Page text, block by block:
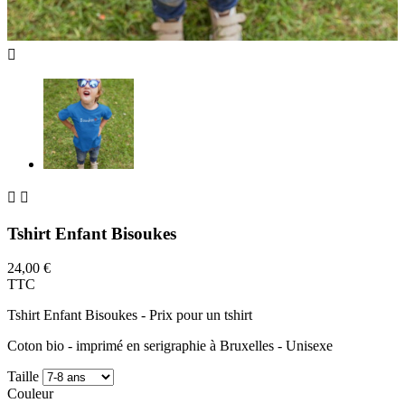

 
Tshirt Enfant Bisoukes
24,00 €
TTC
Tshirt Enfant Bisoukes - Prix pour un tshirt
Coton bio - imprimé en serigraphie à Bruxelles - Unisexe
Taille
Couleur